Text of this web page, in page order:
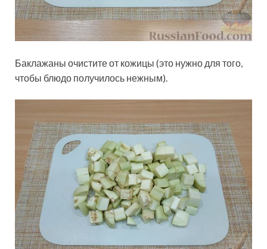
Баклажаны очистите от кожицы (это нужно для того,
чтобы блюдо получилось нежным).